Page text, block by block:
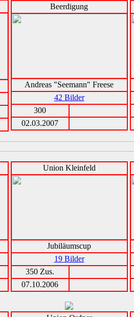
Beerdigung
Andreas "Seemann" Freese
42 Bilder
300
02.03.2007
Union Kleinfeld
Jubiläumscup
19 Bilder
350 Zus.
07.10.2006